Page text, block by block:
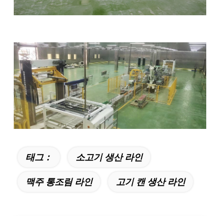
태그： 소고기 생산 라인
맥주 통조림 라인 고기 캔 생산 라인